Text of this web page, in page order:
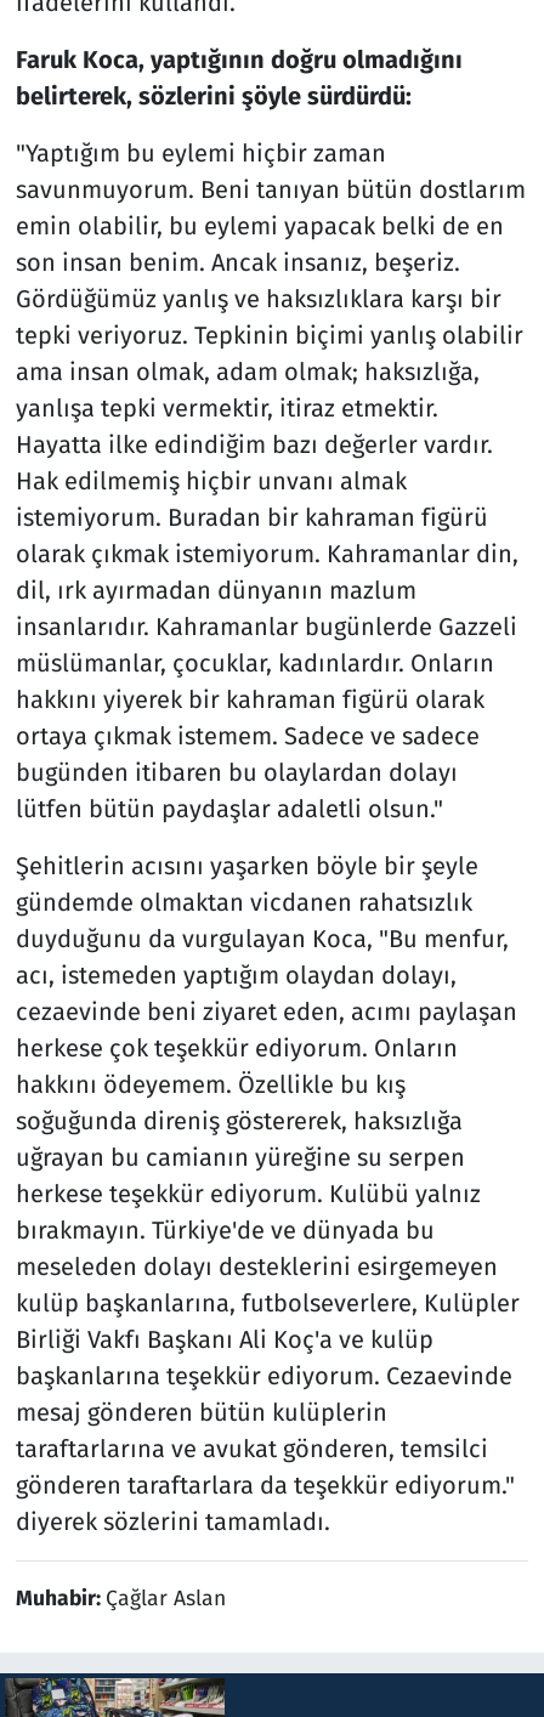
Faruk Koca, yaptığının doğru olmadığını
belirterek, sözlerini şöyle sürdürdü:
"Yaptığım bu eylemi hiçbir zaman
savunmuyorum. Beni tanıyan bütün dostlarım
emin olabilir, bu eylemi yapacak belki de en
son insan benim. Ancak insanız, beşeriz.
Gördüğümüz yanlış ve haksızlıklara karşı bir
tepki veriyoruz. Tepkinin biçimi yanlış olabilir
ama insan olmak, adam olmak; haksızlığa,
yanlışa tepki vermektir, itiraz etmektir.
Hayatta ilke edindiğim bazı değerler vardır.
Hak edilmemiş hiçbir unvanı almak
istemiyorum. Buradan bir kahraman figürü
olarak çıkmak istemiyorum. Kahramanlar din,
dil, ırk ayırmadan dünyanın mazlum
insanlarıdır. Kahramanlar bugünlerde Gazzeli
müslümanlar, çocuklar, kadınlardır. Onların
hakkını yiyerek bir kahraman figürü olarak
ortaya çıkmak istemem. Sadece ve sadece
bugünden itibaren bu olaylardan dolayı
lütfen bütün paydaşlar adaletli olsun."
Şehitlerin acısını yaşarken böyle bir şeyle
gündemde olmaktan vicdanen rahatsızlık
duyduğunu da vurgulayan Koca, "Bu menfur,
acı, istemeden yaptığım olaydan dolayı,
cezaevinde beni ziyaret eden, acımı paylaşan
herkese çok teşekkür ediyorum. Onların
hakkını ödeyemem. Özellikle bu kış
soğuğunda direniş göstererek, haksızlığa
uğrayan bu camianın yüreğine su serpen
herkese teşekkür ediyorum. Kulübü yalnız
bırakmayın. Türkiye'de ve dünyada bu
meseleden dolayı desteklerini esirgemeyen
kulüp başkanlarına, futbolseverlere, Kulüpler
Birliği Vakfı Başkanı Ali Koç'a ve kulüp
başkanlarına teşekkür ediyorum. Cezaevinde
mesaj gönderen bütün kulüplerin
taraftarlarına ve avukat gönderen, temsilci
gönderen taraftarlara da teşekkür ediyorum."
diyerek sözlerini tamamladı.
Muhabir: Çağlar Aslan